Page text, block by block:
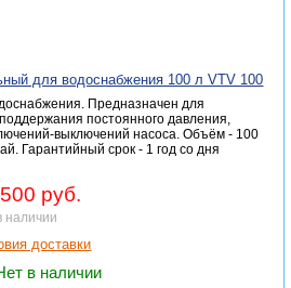
для водоснабжения 100 л VTV 100
Предназначен для
постоянного давления,
выключений насоса. Объём - 100
Гарантийный срок - 1 год со дня
руб.
наличии
доставки
в наличии